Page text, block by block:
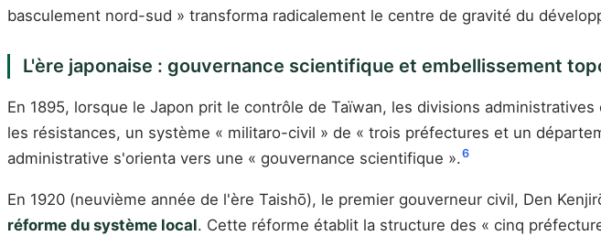
basculement nord-sud » transforma radicalement le centre de gravité du
L'ère japonaise : gouvernance scientifique et embellissement
En 1895, lorsque le Japon prit le contrôle de Taïwan, les divisions
les résistances, un système « militaro-civil » de « trois préfectures et un
administrative s'orienta vers une « gouvernance scientifique ».6
En 1920 (neuvième année de l'ère Taishō), le premier gouverneur civil, Den
réforme du système local. Cette réforme établit la structure des « cinq